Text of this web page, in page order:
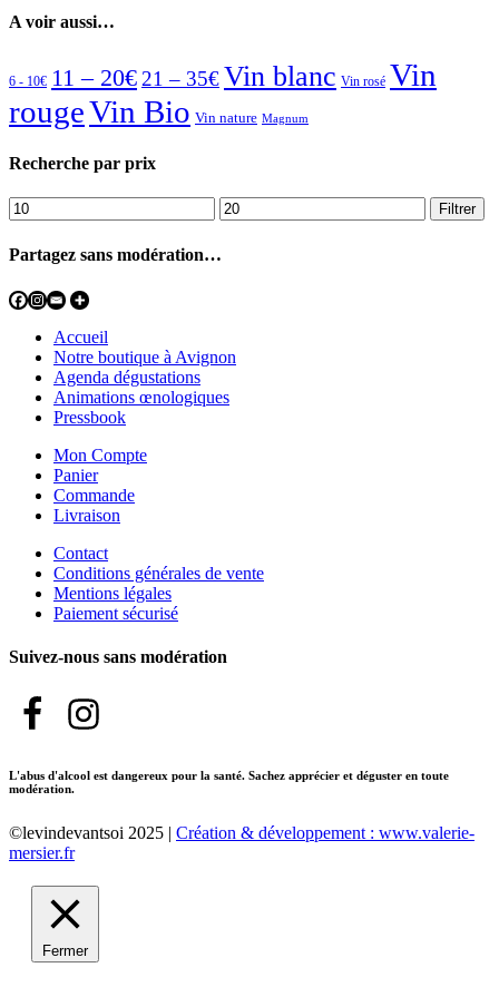
A voir aussi…
6 - 10€ 11 – 20€ 21 – 35€Vin blanc Vin rosé Vin
rougeVin Bio Vin nature Magnum
Recherche par prix
Prix
min
Prix
max
Filtrer
Partagez sans modération…
Accueil
Notre boutique à Avignon
Agenda dégustations
Animations œnologiques
Pressbook
Mon Compte
Panier
Commande
Livraison
Contact
Conditions générales de vente
Mentions légales
Paiement sécurisé
Suivez-nous sans modération
L'abus d'alcool est dangereux pour la santé. Sachez apprécier et déguster en toute
modération.
©levindevantsoi 2025 | Création & développement : www.valerie-
mersier.fr
Fermer